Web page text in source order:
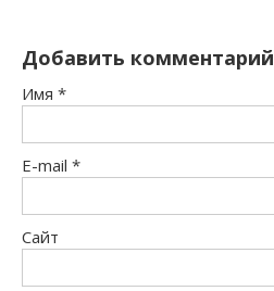
Добавить комментарий
Имя *
E-mail *
Сайт